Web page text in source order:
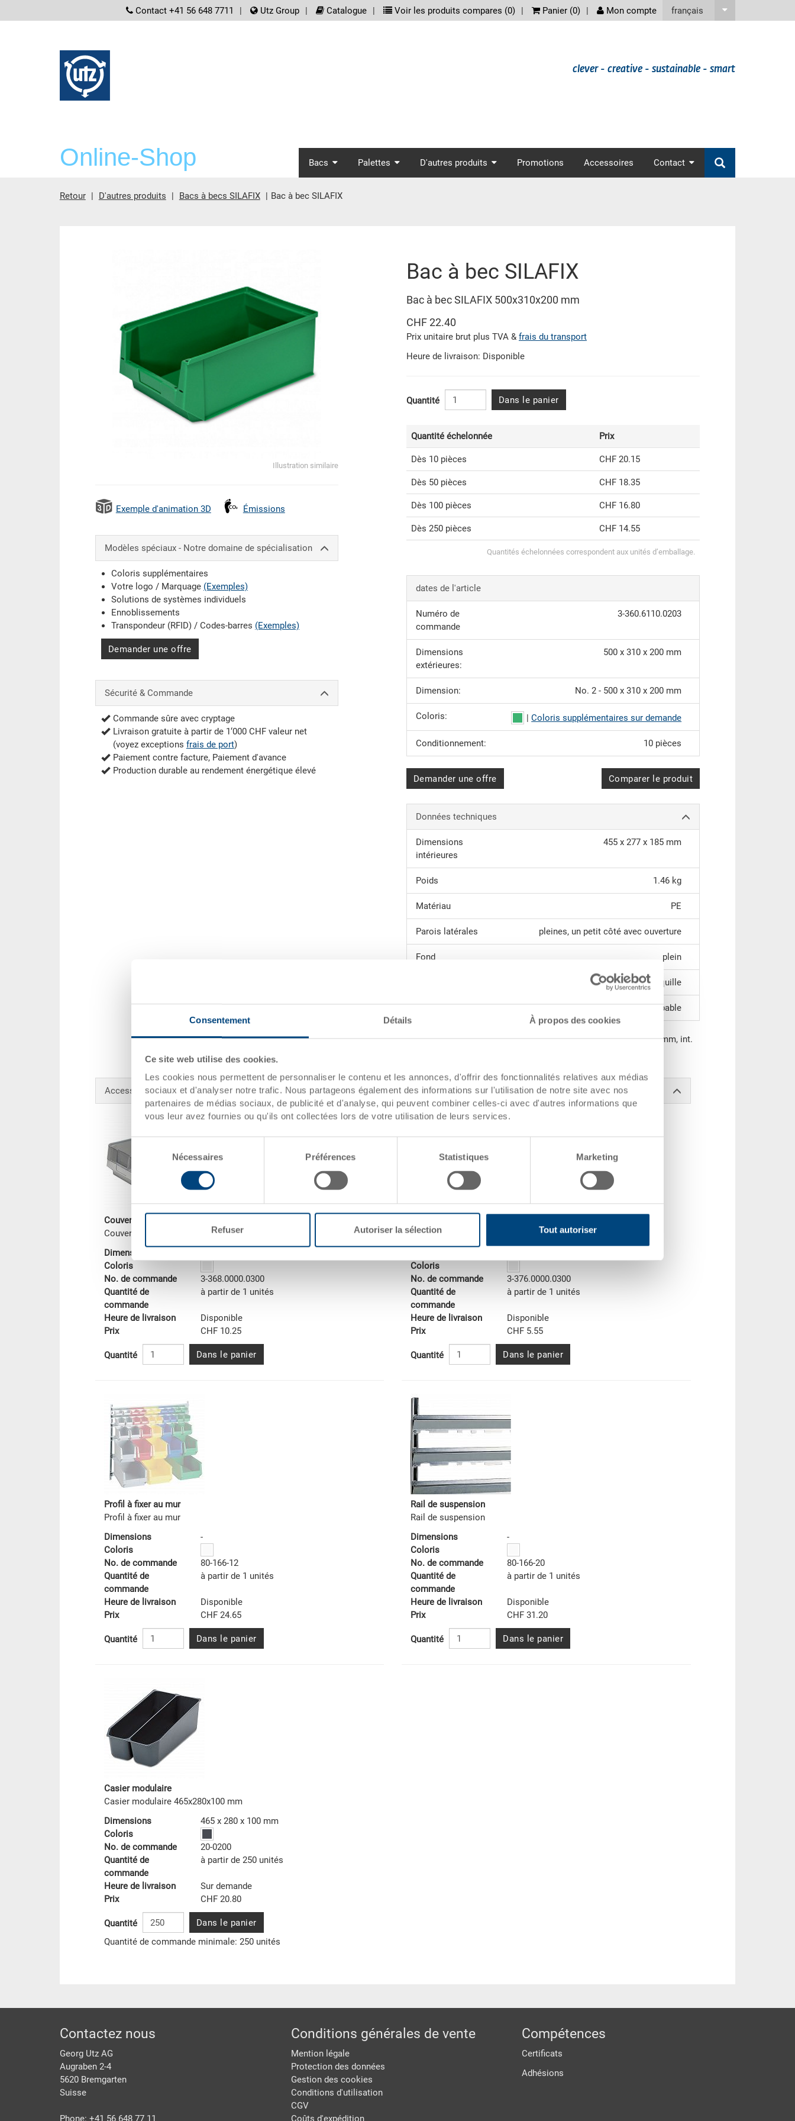
Consentement Détails À propos des cookies
Ce site web utilise des cookies.
Les cookies nous permettent de personnaliser le contenu et les annonces, d'offrir des fonctionnalités relatives aux médias
sociaux et d'analyser notre trafic. Nous partageons également des informations sur l'utilisation de notre site avec nos
partenaires de médias sociaux, de publicité et d'analyse, qui peuvent combiner celles-ci avec d'autres informations que
vous leur avez fournies ou qu'ils ont collectées lors de votre utilisation de leurs services.
Sélection
du
consentement
Nécessaires Préférences Statistiques Marketing
Refuser Autoriser la sélection Tout autoriser
français
screenreader.meta_nav
Contact +41 56 648 7711 Utz Group Catalogue Voir les produits compares (0) Panier (0) Mon compte
clever - creative - sustainable - smart
Online-Shop screenreader.main_nav
Bacs Palettes D'autres produits Promotions Accessoires Contact
Retour D'autres produits Bacs à becs SILAFIX Bac à bec SILAFIX
Illustration similaire
Exemple d'animation 3D Émissions
Modèles spéciaux - Notre domaine de spécialisation
Coloris supplémentaires
Votre logo / Marquage (Exemples)
Solutions de systèmes individuels
Ennoblissements
Transpondeur (RFID) / Codes-barres (Exemples)
Demander une offre
Sécurité & Commande
Commande sûre avec cryptage
Livraison gratuite à partir de 1‘000 CHF valeur net
(voyez exceptions frais de port)
Paiement contre facture, Paiement d'avance
Production durable au rendement énergétique élevé
Bac à bec SILAFIX
Bac à bec SILAFIX 500x310x200 mm
CHF 22.40
Prix unitaire brut plus TVA & frais du transport
Heure de livraison: Disponible
Quantité Dans le panier
Quantité échelonnée Prix
Dès 10 pièces CHF 20.15
Dès 50 pièces CHF 18.35
Dès 100 pièces CHF 16.80
Dès 250 pièces CHF 14.55
Quantités échelonnées correspondent aux unités d’emballage.
dates de l'article
Numéro de
commande
3-360.6110.0203
Dimensions
extérieures:
500 x 310 x 200 mm
Dimension: No. 2 - 500 x 310 x 200 mm
Coloris: |Coloris supplémentaires sur demande
Conditionnement: 10 pièces
Demander une offre Comparer le produit
Données techniques
Dimensions
intérieures
455 x 277 x 185 mm
Poids 1.46 kg
Matériau PE
Parois latérales pleines, un petit côté avec ouverture
Fond plein
1 poignée coquille
Variante de système gerbable
Bac à bec SILAFIX 2, gerbable, PE, vert moyen, 500/450x310x200 mm, int.
Accessoires en option
Couvercle
Couvercle 455x277x86 mm
Dimensions
Coloris
No. de commande
3-368.0000.0300
Quantité de
commande
à partir de 1 unités
Heure de livraison
Disponible
Prix
CHF 10.25
Quantité Dans le panier
Clapet anti-poussière 286x86 mm
Coloris
No. de commande
3-376.0000.0300
Quantité de
commande
à partir de 1 unités
Heure de livraison
Disponible
Prix
CHF 5.55
Quantité Dans le panier
Profil à fixer au mur
Profil à fixer au mur
Dimensions
-
Coloris
No. de commande
80-166-12
Quantité de
commande
à partir de 1 unités
Heure de livraison
Disponible
Prix
CHF 24.65
Quantité Dans le panier
Rail de suspension
Rail de suspension
Dimensions
-
Coloris
No. de commande
80-166-20
Quantité de
commande
à partir de 1 unités
Heure de livraison
Disponible
Prix
CHF 31.20
Quantité Dans le panier
Casier modulaire
Casier modulaire 465x280x100 mm
Dimensions
465 x 280 x 100 mm
Coloris
No. de commande
20-0200
Quantité de
commande
à partir de 250 unités
Heure de livraison
Sur demande
Prix
CHF 20.80
Quantité
Dans le panier
Quantité de commande minimale: 250 unités
pied de page
Contactez nous
Georg Utz AG
Augraben 2-4
5620 Bremgarten
Suisse
Phone: +41 56 648 77 11
Conditions générales de vente
Mention légale
Protection des données
Gestion des cookies
Conditions d'utilisation
CGV
Coûts d'expédition
Compétences
Certificats
Adhésions